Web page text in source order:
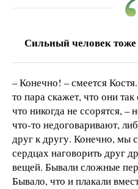
Сильный человек
– Конечно! – смеется
то пара скажет, что они
что никогда не ссорятся, –
что-то недоговаривают,
друг к другу. Конечно, мы
сердцах наговорить друг
вещей. Бывали сложные
Бывало, что и плакали